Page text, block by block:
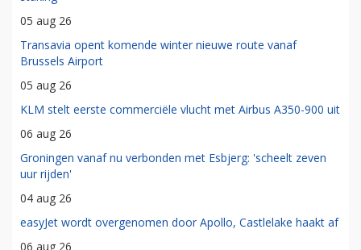
05 aug 26
Transavia opent komende winter nieuwe route vanaf
Brussels Airport
05 aug 26
KLM stelt eerste commerciële vlucht met Airbus A350-900 uit
06 aug 26
Groningen vanaf nu verbonden met Esbjerg: 'scheelt zeven
uur rijden'
04 aug 26
easyJet wordt overgenomen door Apollo, Castlelake haakt af
06 aug 26